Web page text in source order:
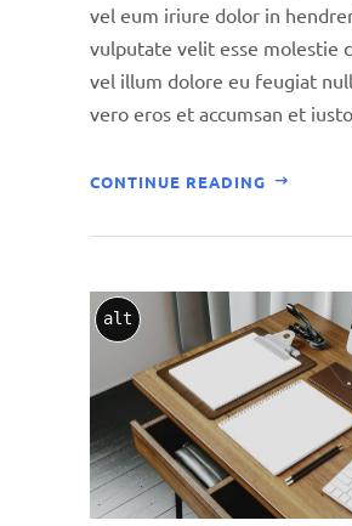
vel eum iriure dolor in
vulputate velit esse molestie
vel illum dolore eu feugiat
vero eros et accumsan et
CONTINUE READING
alt